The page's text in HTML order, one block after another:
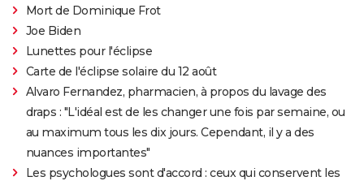
Mort de Dominique Frot
Joe Biden
Lunettes pour l'éclipse
Carte de l'éclipse solaire du 12 août
Alvaro Fernandez, pharmacien, à propos du lavage des
draps : "L'idéal est de les changer une fois par semaine, ou
au maximum tous les dix jours. Cependant, il y a des
nuances importantes"
Les psychologues sont d'accord : ceux qui conservent les